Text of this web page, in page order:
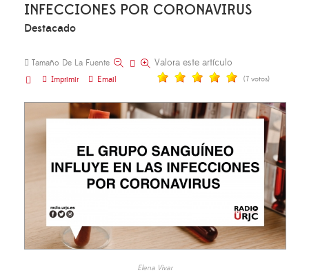
INFECCIONES POR CORONAVIRUS
Destacado
Tamaño De La Fuente
Imprimir
Email
Valora este artículo
(7 votos)
Elena Vivar